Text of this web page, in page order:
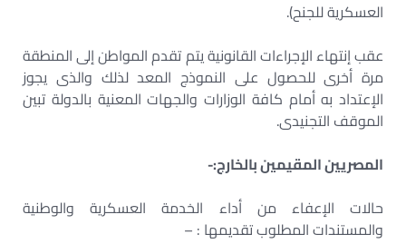
العسكرية للجنح).
عقب إنتهاء الإجراءات القانونية يتم تقدم المواطن إلى المنطقة
مرة أخرى للحصول على النموذج المعد لذلك والذى يجوز
الإعتداد به أمام كافة الوزارات والجهات المعنية بالدولة تبين
الموقف التجنيدى.
المصريين المقيمين بالخارج:-
حالات الإعفاء من أداء الخدمة العسكرية والوطنية
والمستندات المطلوب تقديمها : –